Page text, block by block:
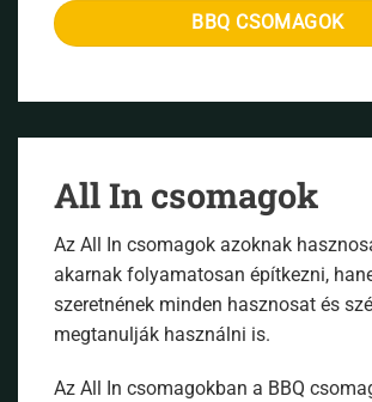
BBQ CSOMAGOK
All In csomagok
Az All In csomagok azoknak
akarnak folyamatosan építkezni,
szeretnének minden hasznosat és
megtanulják használni is.
Az All In csomagokban a BBQ